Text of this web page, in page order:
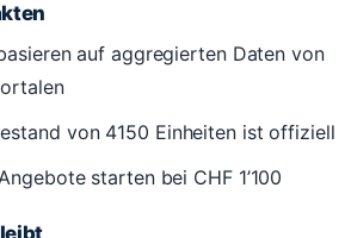
auf aggregierten Daten von
von 4150 Einheiten ist offiziell
starten bei CHF 1’100